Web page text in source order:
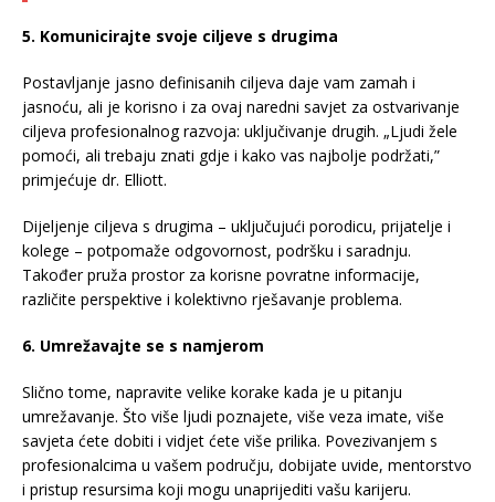
5. Komunicirajte svoje ciljeve s drugima
Postavljanje jasno definisanih ciljeva daje vam zamah i
jasnoću, ali je korisno i za ovaj naredni savjet za ostvarivanje
ciljeva profesionalnog razvoja: uključivanje drugih. „Ljudi žele
pomoći, ali trebaju znati gdje i kako vas najbolje podržati,”
primjećuje dr. Elliott.
Dijeljenje ciljeva s drugima – uključujući porodicu, prijatelje i
kolege – potpomaže odgovornost, podršku i saradnju.
Također pruža prostor za korisne povratne informacije,
različite perspektive i kolektivno rješavanje problema.
6. Umrežavajte se s namjerom
Slično tome, napravite velike korake kada je u pitanju
umrežavanje. Što više ljudi poznajete, više veza imate, više
savjeta ćete dobiti i vidjet ćete više prilika. Povezivanjem s
profesionalcima u vašem području, dobijate uvide, mentorstvo
i pristup resursima koji mogu unaprijediti vašu karijeru.